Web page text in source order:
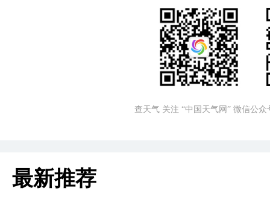
查天气 关注 “中国天气网” 微信公众
最新推荐